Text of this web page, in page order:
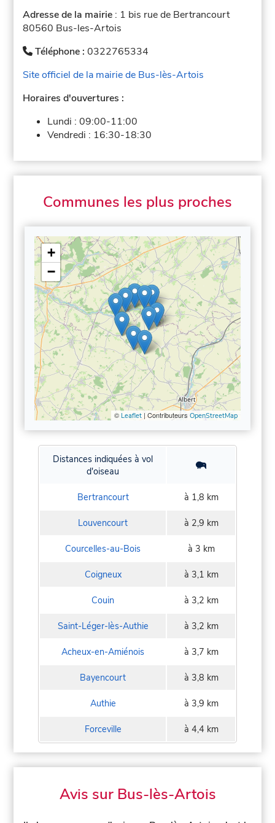
Adresse de la mairie : 1 bis rue de Bertrancourt
80560 Bus-les-Artois
Téléphone :0322765334
Site officiel de la mairie de Bus-lès-Artois
Horaires d'ouvertures :
Lundi :09:00-11:00
Vendredi : 16:30-18:30
Communes les plus proches
+
−
© Leaflet| Contributeurs OpenStreetMap
Distances indiquées à vol
d'oiseau
Bertrancourt à 1,8 km
Louvencourt à 2,9 km
Courcelles-au-Bois à 3 km
Coigneux à 3,1 km
Couin à 3,2 km
Saint-Léger-lès-Authie à 3,2 km
Acheux-en-Amiénois à 3,7 km
Bayencourt à 3,8 km
Authie à 3,9 km
Forceville à 4,4 km
Avis sur Bus-lès-Artois